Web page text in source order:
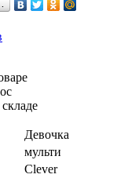
Девочка
мульти
Clever